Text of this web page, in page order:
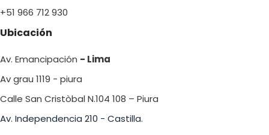
+51 966 712 930
Ubicación
Av. Emancipación - Lima
Av grau 1119 - piura
Calle San Cristòbal N.104 108 – Piura
Av. Independencia 210 - Castilla.